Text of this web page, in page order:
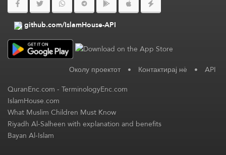
github.com/IslamHouse-API
Околу проектот • Контактирај нè • API
QuranEnc.com-TerminologyEnc.com
IslamHouse.com
What Muslim Children Must Know
Riyadh Al-Salheen with explanation and benefits
Bayan Al-Islam